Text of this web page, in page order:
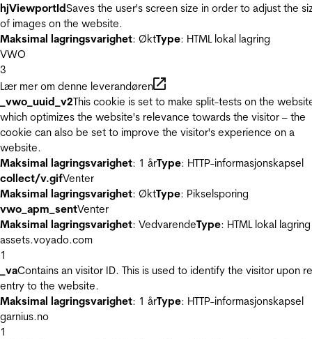
hjViewportIdSaves the user's screen size in order to adjust the
of images on the website.
Maksimal lagringsvarighet: ØktType: HTML lokal lagring
VWO
3
Lær mer om denne leverandøren
_vwo_uuid_v2This cookie is set to make split-tests on the
which optimizes the website's relevance towards the visitor – the
cookie can also be set to improve the visitor's experience on a
website.
Maksimal lagringsvarighet: 1 årType: HTTP-informasjonskapsel
collect/v.gifVenter
Maksimal lagringsvarighet: ØktType: Pikselsporing
vwo_apm_sentVenter
Maksimal lagringsvarighet: VedvarendeType: HTML lokal lagring
assets.voyado.com
1
_vaContains an visitor ID. This is used to identify the visitor upon
entry to the website.
Maksimal lagringsvarighet: 1 årType: HTTP-informasjonskapsel
garnius.no
1